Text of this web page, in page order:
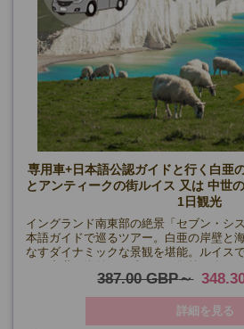
専用車+日本語公認ガイドと行く白亜
とアンティークの街ルイス 又は 中世
1日観光
イングランド南東部の絶景「セブン・シ
本語ガイドで巡るツアー。白亜の岸壁と
なすダイナミックな景観を堪能。ルイス
387.00 GBP
詳細を見る